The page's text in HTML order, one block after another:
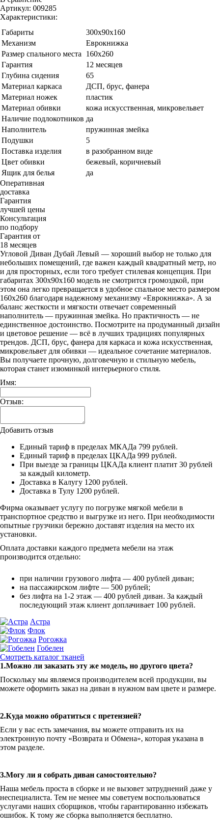
Артикул: 009285
Характеристики:
Габариты
300х90х160
Механизм
Еврокнижка
Размер спального места
160х260
Гарантия
12 месяцев
Глубина сидения
65
Материал каркаса
ДСП, брус, фанера
Материал ножек
пластик
Материал обивки
кожа искусственная, микровельвет
Наличие подлокотников да
Наполнитель
пружинная змейка
Подушки
5
Поставка изделия
в разобранном виде
Цвет обивки
бежевый, коричневый
Ящик для белья
да
Оперативная
доставка
Гарантия
лучшей цены
Консультация
по подбору
Гарантия от
18 месяцев
Угловой Диван Дубай Левый — хороший выбор не только для
небольших помещений, где важен каждый квадратный метр, но
и для просторных, если того требует стилевая концепция. При
габаритах 300х90х160 модель не смотрится громоздкой, при
этом она легко превращается в удобное спальное место размером
160х260 благодаря надежному механизму «Еврокнижка». А за
баланс жесткости и мягкости отвечает современный
наполнитель — пружинная змейка. Но практичность — не
единственное достоинство. Посмотрите на продуманный дизайн
и цветовое решение — всё в лучших традициях популярных
трендов. ДСП, брус, фанера для каркаса и кожа искусственная,
микровельвет для обивки — идеальное сочетание материалов.
Вы получаете прочную, долговечную и стильную мебель,
которая станет изюминкой интерьерного стиля.
Имя:
Отзыв:
Добавить отзыв
Единый тариф в пределах МКАДа 799 рублей.
Единый тариф в пределах ЦКАДа 999 рублей.
При выезде за границы ЦКАДа клиент платит 30 рублей
за каждый километр.
Доставка в Калугу 1200 рублей.
Доставка в Тулу 1200 рублей.
Фирма оказывает услугу по погрузке мягкой мебели в
транспортное средство и выгрузке из него. При необходимости
опытные грузчики бережно доставят изделия на место их
установки.
Оплата доставки каждого предмета мебели на этаж
производится отдельно:
при наличии грузового лифта — 400 рублей диван;
на пассажирском лифте — 500 рублей;
без лифта на 1-2 этаж — 400 рублей диван. За каждый
последующий этаж клиент доплачивает 100 рублей.
Астра
Флок
Рогожка
Гобелен
Смотреть каталог тканей
1.Можно ли заказать эту же модель, но другого цвета?
Поскольку мы являемся производителем всей продукции, вы
можете оформить заказ на диван в нужном вам цвете и размере.
2.Куда можно обратиться с претензией?
Если у вас есть замечания, вы можете отправить их на
электронную почту «Возврата и Обмена», которая указана в
этом разделе.
3.Могу ли я собрать диван самостоятельно?
Наша мебель проста в сборке и не вызовет затруднений даже у
неспециалиста. Тем не менее мы советуем воспользоваться
услугами наших сборщиков, чтобы гарантированно избежать
ошибок. К тому же сборка выполняется бесплатно.